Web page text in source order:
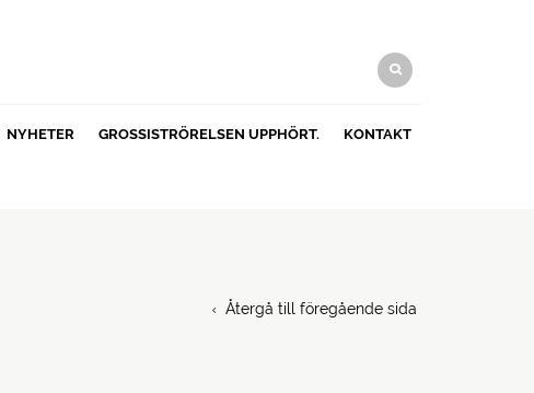
NYHETER GROSSISTRÖRELSEN UPPHÖRT. KONTAKT
Återgå till föregående sida